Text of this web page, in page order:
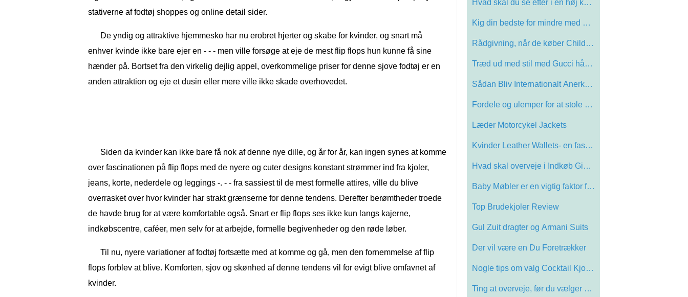
stativerne af fodtøj shoppes og online detail sider.
De yndig og attraktive hjemmesko har nu erobret hjerter og skabe for kvinder, og snart må
enhver kvinde ikke bare ejer en - - - men ville forsøge at eje de mest flip flops hun kunne få sine
hænder på. Bortset fra den virkelig dejlig appel, overkommelige priser for denne sjove fodtøj er en
anden attraktion og eje et dusin eller mere ville ikke skade overhovedet.
Siden da kvinder kan ikke bare få nok af denne nye dille, og år for år, kan ingen synes at komme
over fascinationen på flip flops med de nyere og cuter designs konstant strømmer ind fra kjoler,
jeans, korte, nederdele og leggings -. - - fra sassiest til de mest formelle attires, ville du blive
overrasket over hvor kvinder har strakt grænserne for denne tendens. Derefter berømtheder troede
de havde brug for at være komfortable også. Snart er flip flops ses ikke kun langs kajerne,
indkøbscentre, caféer, men selv for at arbejde, formelle begivenheder og den røde løber.
Til nu, nyere variationer af fodtøj fortsætte med at komme og gå, men den fornemmelse af flip
flops forblev at blive. Komforten, sjov og skønhed af denne tendens vil for evigt blive omfavnet af
kvinder.
Hvad skal du se efter i en høj kvalitet…
Kig din bedste for mindre med Womensuits…
Rådgivning, når de køber Childrens Jo…
Træd ud med stil med Gucci håndtasker
Sådan Bliv Internationalt Anerkendt
Fordele og ulemper for at stole på arbe…
Læder Motorcykel Jackets
Kvinder Leather Wallets- en fascination …
Hvad skal overveje i Indkøb Giorgio Arm…
Baby Møbler er en vigtig faktor for Upb…
Top Brudekjoler Review
Gul Zuit dragter og Armani Suits
Der vil være en Du Foretrækker
Nogle tips om valg Cocktail Kjoler
Ting at overveje, før du vælger en Man…